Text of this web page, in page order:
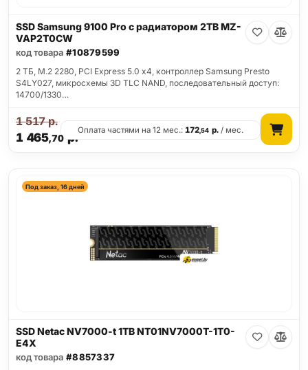
SSD Samsung 9100 Pro с радиатором 2TB MZ-
VAP2T0CW
код товара #10879599
2 ТБ, M.2 2280, PCI Express 5.0 x4, контроллер Samsung Presto
S4LY027, микросхемы 3D TLC NAND, последовательный доступ:
14700/1330…
1 465,70 р.
1 517р.
Оплата частями на 12 мес.:172,54 р./ мес.
Под заказ, 16 дней
SSD Netac NV7000-t 1TB NT01NV7000T-1T0-
E4X
код товара #8857337